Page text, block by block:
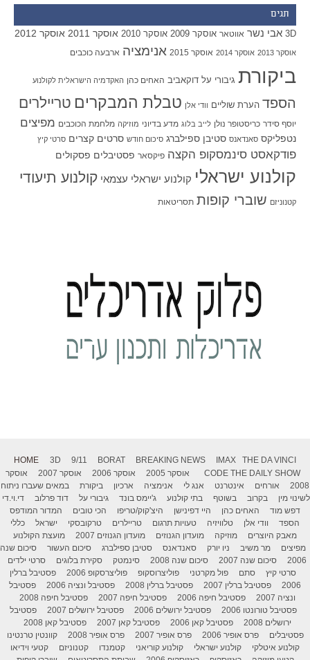
תגים
3D אבי נשר אווטאר אוסקר 2009 אוסקר 2010 אוסקר 2011 אוסקר 2012
אוסקר 2013 אוסקר 2014 אוסקר 2015 אנימציה ארבעה כוכבים
ביקורת גיבורי על דוקאביב האחים כהן האקדמיה הישראלית לקולנוע
הספד הערת שוליים וודי אלן טבלת המבקרים טריילרים
יוסף סידר כריסטופר נולן לייב בלוג מדע בדיוני מוזיקה מלחמת הכוכבים מפיצים
נטפליקס סאנדאנס סטיבן ספילברג סיכום חודש סרטים קצרים סרטי קיץ
פודקאסט סינמסקופ הקצה פיקסאר פסטיבלים פסקולים
קולנוע ישראלי קולנוע ישראלי עצמאי קולנוע תיעודי
קטנוניזם שוברי קופות תסריטאות
HOME 3D 9/11 BORAT BREAKING NEWS IMAX
THE DA VINCI
CODE THE DAILY SHOW אוסקר 2005 אוסקר 2006 אוסקר 2007
אוסקר
2008
אורחים אינטרנט אנג לי אנימציה ארכיון ביקורת
במאים שעברו ניתוח
לשינוי מין
בקרוב בשוטף בתי קולנוע ג'יימס בונד גיבורי על דוד פרלוב
די.וי.די
דפש מוד
האחים כהן היי דפינישן היצ'קוק/טריפו הכי טובים
המדור המודפס
הספד
וודי אלן טלוויזיה טעויות תרגום טריילרים טרקובסקי ישראל
כללי
מאבק היוצרים
מוזיקה מועדון הגנוזים מועדון הגנוזים 2007
מועצת הקולנוע
מפיצים
מר משיב ניו יורק סאנדאנס סטיבן ספילברג סיכום העשור
סיכום שנה
2006
סיכום שנה 2007 סיכום שנה 2008 סינמטק סקירת בלוגים
סרטי ילדים
סרטי קיץ
סתם פול מקרטני פוליצרוסקופ פוליצרסקופ 2006
פסטיבל ברלין
2006
פסטיבל ברלין 2007 פסטיבל ברלין 2008 פסטיבל ונציה 2006
פסטיבל
ונציה 2007
פסטיבל חיפה 2006 פסטיבל חיפה 2007
פסטיבל חיפה 2008
פסטיבל טורונטו 2006
פסטיבל ירושלים 2006 פסטיבל ירושלים 2007
פסטיבל
ירושלים 2008
פסטיבל קאן 2006 פסטיבל קאן 2007
פסטיבל קאן 2008
פסטיבלים
פרס אופיר 2006 פרס אופיר 2007 פרס אופיר 2008
קוונטין טרנטינו
קולנוע איטלקי
קולנוע ישראלי קולנוע קוריאני קטמנדו קטנוניזם
קטעי וידיאו